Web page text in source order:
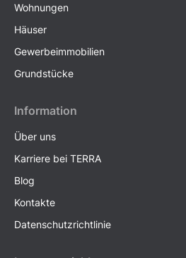
Wohnungen
Häuser
Gewerbeimmobilien
Grundstücke
Information
Über uns
Karriere bei TERRA
Blog
Kontakte
Datenschutzrichtlinie